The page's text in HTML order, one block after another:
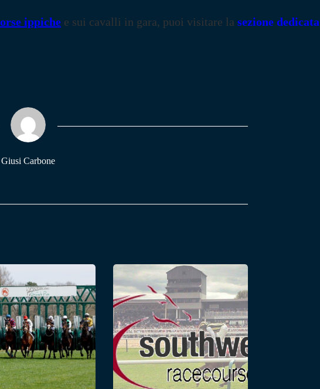
ippiche e sui cavalli in gara, puoi visitare la sezione dedicata
Giusi Carbone